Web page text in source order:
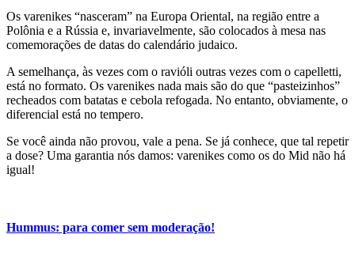
Os varenikes “nasceram” na Europa Oriental, na região entre a
Polônia e a Rússia e, invariavelmente, são colocados à mesa nas
comemorações de datas do calendário judaico.
A semelhança, às vezes com o ravióli outras vezes com o capelletti,
está no formato. Os varenikes nada mais são do que “pasteizinhos”
recheados com batatas e cebola refogada. No entanto, obviamente, o
diferencial está no tempero.
Se você ainda não provou, vale a pena. Se já conhece, que tal repetir
a dose? Uma garantia nós damos: varenikes como os do Mid não há
igual!
Hummus: para comer sem moderação!